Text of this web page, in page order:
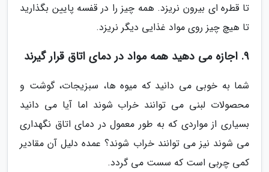
تا قطره ای بیرون نریزد. همه چیز را در قفسه پایین بگذارید
تا هیچ چیز روی مواد غذایی دیگر نریزد.
9. اجازه می دهید همه مواد در دمای اتاق قرار گیرند
شما به خوبی می دانید که میوه ها، سبزیجات، گوشت و
محصولات لبنی می توانند خراب شوند اما آیا می دانید
بسیاری از مواردی که به طور معمول در دمای اتاق نگهداری
می شوند نیز می توانند خراب شوند؟ عمده دلیل آن مقادیر
کمی چربی است که سست می گردد.